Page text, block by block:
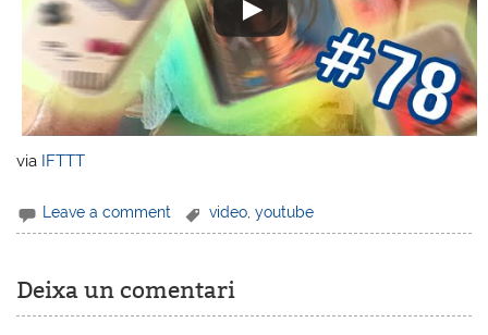
via IFTTT
Leave a comment video ,youtube
Deixa un comentari